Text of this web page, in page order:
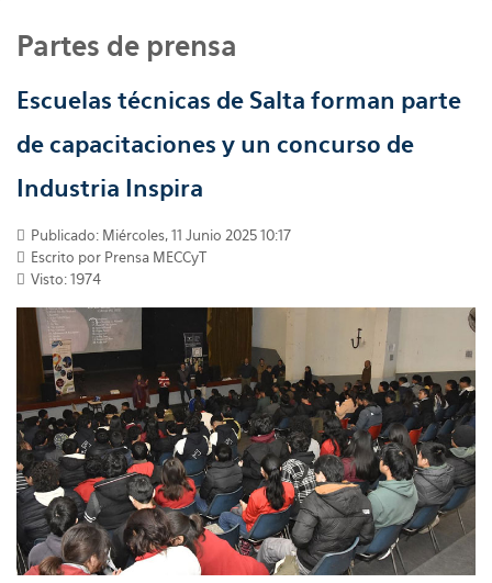
Partes de prensa
Escuelas técnicas de Salta forman parte
de capacitaciones y un concurso de
Industria Inspira
Publicado: Miércoles, 11 Junio 2025 10:17
Escrito por Prensa MECCyT
Visto: 1974